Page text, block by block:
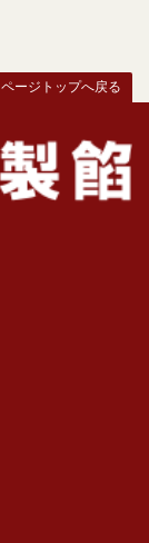
ページトップへ戻る